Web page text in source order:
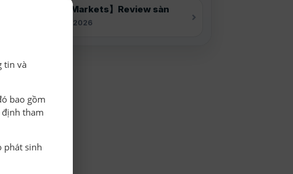
【CPT Markets】Review sàn
28/07/2026
tin và
bao gồm
tham
phát sinh